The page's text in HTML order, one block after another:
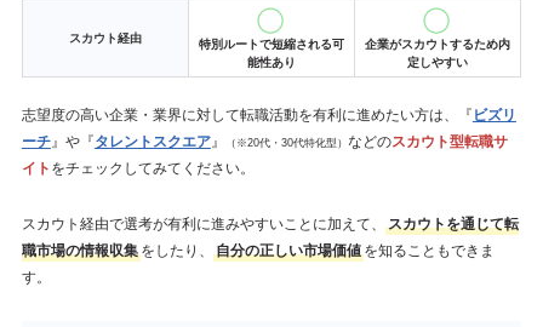
スカウト経由
特別ルートで短縮される可
能性あり
企業がスカウトするため内
定しやすい
志望度の高い企業・業界に対して転職活動を有利に進めたい方は、『 ビズリ
ーチ』や『タレントスクエア』 （※20代・30代特化型） などのスカウト型転職サ
イト をチェックしてみてください。
スカウト経由で選考が有利に進みやすいことに加えて、
スカウトを通じて転
職市場の情報収集をしたり、 自分の正しい市場価値を知ることもできま
す。